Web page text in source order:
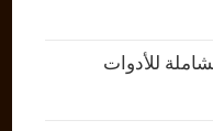
للأدوات